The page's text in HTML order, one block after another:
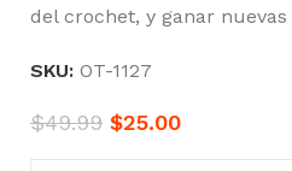
del crochet, y ganar
SKU: OT-1127
$49.99 $25.00